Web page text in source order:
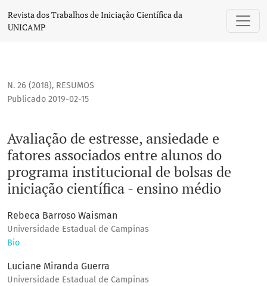
Avaliação de estresse, ansiedade e fatores associados
Revista dos Trabalhos de Iniciação Científica da
UNICAMP
N. 26 (2018), RESUMOS
Avaliação de estresse, ansiedade e
fatores associados entre alunos do
programa institucional de bolsas de
iniciação científica - ensino médio
Publicado 2019-02-15
Rebeca Barroso Waisman
Universidade Estadual de Campinas
Bio
Luciane Miranda Guerra
Universidade Estadual de Campinas